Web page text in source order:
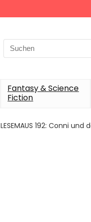
Search
for:
Fantasy & Science
Fiction
LESEMAUS 192: Conni